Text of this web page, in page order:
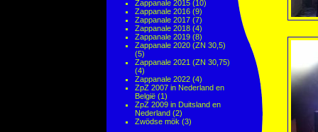
Zappanale 2015 (10)
Zappanale 2016 (9)
Zappanale 2017 (7)
Zappanale 2018 (4)
Zappanale 2019 (8)
Zappanale 2020 (ZN 30,5)
(5)
Zappanale 2021 (ZN 30,75)
(4)
Zappanale 2022 (4)
ZpZ 2007 in Nederland en
België (1)
ZpZ 2009 in Duitsland en
Nederland (2)
Zwödse mök (3)